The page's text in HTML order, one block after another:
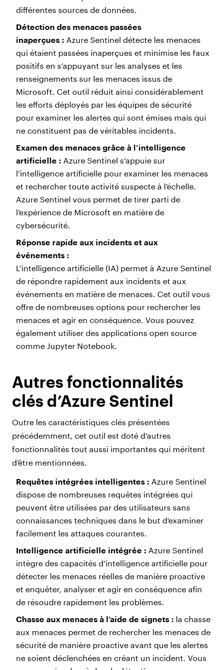
différentes sources de données.
Détection des menaces passées
inaperçues : Azure Sentinel détecte les menaces
qui étaient passées inaperçues et minimise les faux
positifs en s’appuyant sur les analyses et les
renseignements sur les menaces issus de
Microsoft. Cet outil réduit ainsi considérablement
les efforts déployés par les équipes de sécurité
pour examiner les alertes qui sont émises mais qui
ne constituent pas de véritables incidents.
Examen des menaces grâce à l’intelligence
artificielle : Azure Sentinel s’appuie sur
l’intelligence artificielle pour examiner les menaces
et rechercher toute activité suspecte à l’échelle.
Azure Sentinel vous permet de tirer parti de
l’expérience de Microsoft en matière de
cybersécurité.
Réponse rapide aux incidents et aux
événements :
L’intelligence artificielle (IA) permet à Azure Sentinel
de répondre rapidement aux incidents et aux
événements en matière de menaces. Cet outil vous
offre de nombreuses options pour rechercher les
menaces et agir en conséquence. Vous pouvez
également utiliser des applications open source
comme Jupyter Notebook.
Autres fonctionnalités
clés d’Azure Sentinel
Outre les caractéristiques clés présentées
précédemment, cet outil est doté d’autres
fonctionnalités tout aussi importantes qui méritent
d’être mentionnées.
Requêtes intégrées intelligentes : Azure Sentinel
dispose de nombreuses requêtes intégrées qui
peuvent être utilisées par des utilisateurs sans
connaissances techniques dans le but d’examiner
facilement les attaques courantes.
Intelligence artificielle intégrée : Azure Sentinel
intègre des capacités d’intelligence artificielle pour
détecter les menaces réelles de manière proactive
et enquêter, analyser et agir en conséquence afin
de résoudre rapidement les problèmes.
Chasse aux menaces à l’aide de signets : la chasse
aux menaces permet de rechercher les menaces de
sécurité de manière proactive avant que les alertes
ne soient déclenchées en créant un incident. Vous